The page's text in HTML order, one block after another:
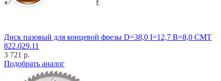
Диск пазовый для концевой фрезы D=38,0 I=12,7 B=8,0 CMT
822.029.11
3 721 р.
Подобрать аналог